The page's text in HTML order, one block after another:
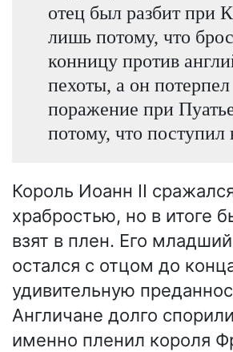
отец был разбит при
лишь потому, что
конницу против
пехоты, а он потерпел
поражение при
потому, что поступил
Король Иоанн II
храбростью, но в итоге
взят в плен. Его
остался с отцом до
удивительную
Англичане долго
именно пленил короля